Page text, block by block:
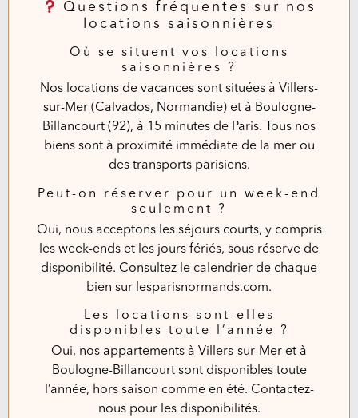
Questions fréquentes sur nos
locations saisonnières
Où se situent vos locations
saisonnières ?
Nos locations de vacances sont situées à Villers-
sur-Mer (Calvados, Normandie) et à Boulogne-
Billancourt (92), à 15 minutes de Paris. Tous nos
biens sont à proximité immédiate de la mer ou
des transports parisiens.
Peut-on réserver pour un week-end
seulement ?
Oui, nous acceptons les séjours courts, y compris
les week-ends et les jours fériés, sous réserve de
disponibilité. Consultez le calendrier de chaque
bien sur lesparisnormands.com.
Les locations sont-elles
disponibles toute l’année ?
Oui, nos appartements à Villers-sur-Mer et à
Boulogne-Billancourt sont disponibles toute
l’année, hors saison comme en été. Contactez-
nous pour les disponibilités.